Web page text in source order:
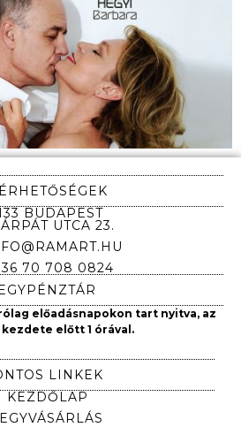
BUDAPEST
UTCA 23.
70 708 0824
előadásnapokon tart nyitva, az
kezdete előtt 1 órával.
LINKEK
KEZDŐLAP